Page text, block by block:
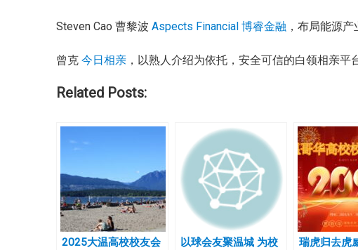
Steven Cao 曹黎波Aspects Financial博睿金融 ，布局能源产
曾克今日相亲 ，以熟人介绍为依托，安全可信的白领相亲平
Related Posts:
2025大温高校校友会
以球会友聚温城 为校
瑞虎归去虎